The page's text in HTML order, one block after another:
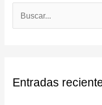
a
Entradas